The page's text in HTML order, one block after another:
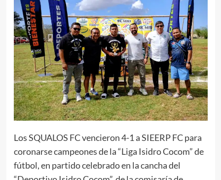
Los SQUALOS FC vencieron 4-1 a SIEERP FC para
coronarse campeones de la “Liga Isidro Cocom” de
fútbol, en partido celebrado en la cancha del